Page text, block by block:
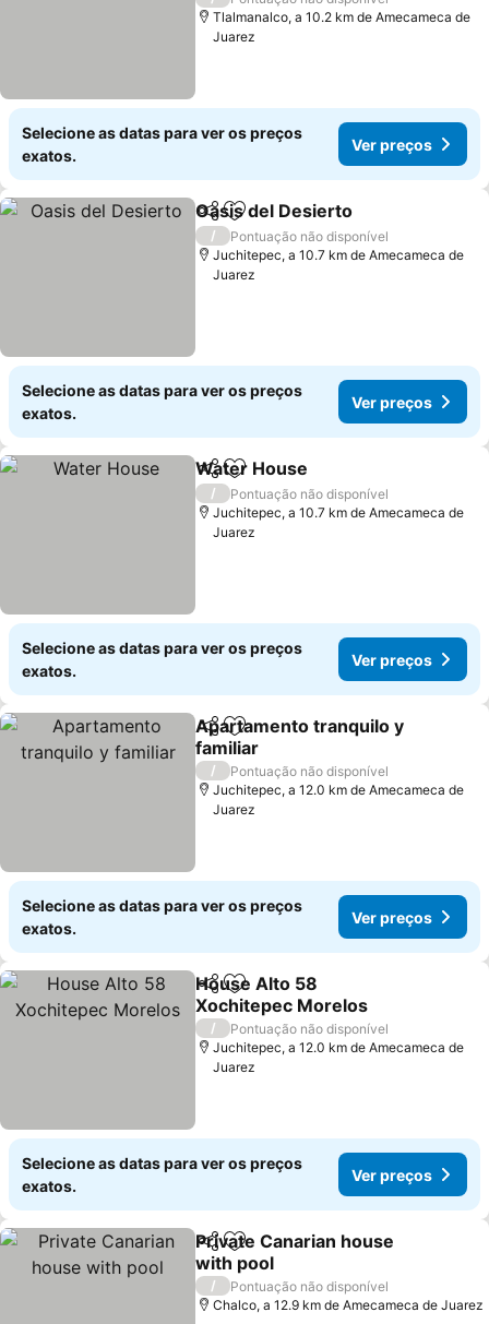
Tlalmanalco, a 10.2 km de Amecameca de
Juarez
Selecione as datas para ver os preços
exatos.
Ver preços
PartilharAdicionar aos favoritos
Oasis del Desierto
/
Pontuação não disponível
Juchitepec, a 10.7 km de Amecameca de
Juarez
Selecione as datas para ver os preços
exatos.
Ver preços
PartilharAdicionar aos favoritos
Water House
/
Pontuação não disponível
Juchitepec, a 10.7 km de Amecameca de
Juarez
Selecione as datas para ver os preços
exatos.
Ver preços
PartilharAdicionar aos favoritos
Apartamento tranquilo y
familiar
Ver preços
/
Pontuação não disponível
Juchitepec, a 12.0 km de Amecameca de
Juarez
Selecione as datas para ver os preços
exatos.
Ver preços
PartilharAdicionar aos favoritos
House Alto 58
Xochitepec Morelos
Ver preços
/
Pontuação não disponível
Juchitepec, a 12.0 km de Amecameca de
Juarez
Selecione as datas para ver os preços
exatos.
Ver preços
PartilharAdicionar aos favoritos
Private Canarian house
with pool
Ver preços
/
Pontuação não disponível
Chalco, a 12.9 km de Amecameca de Juarez